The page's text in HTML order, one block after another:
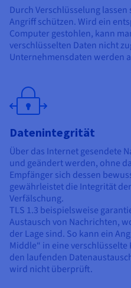
Durch Verschlüsselung
Angriff schützen. Wird ein
Computer gestohlen, kann
verschlüsselten Daten nicht
Unternehmensdaten werden
Datenintegrität
Über das Internet gesendete
und geändert werden, ohne
Empfänger sich dessen
gewährleistet die Integrität
Verfälschung.
TLS 1.3 beispielsweise
Austausch von Nachrichten,
der Lage sind. So kann ein
Middle“ in eine
den laufenden
wird nicht überprüft.